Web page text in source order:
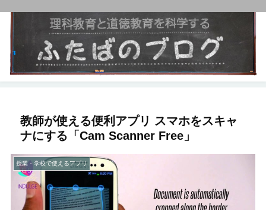
教師が使える便利アプリ スマホをスキャ
ナにする「Cam Scanner Free」
授業・学校で使えるアプリ